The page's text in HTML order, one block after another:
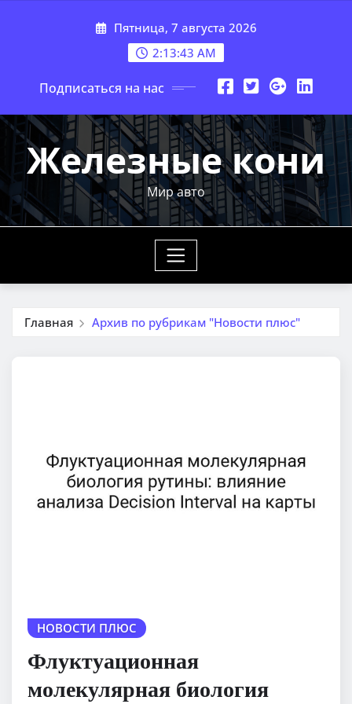
Пятница, 7 августа 2026
2:13:44 AM
Подписаться на нас
Железные кони
Мир авто
Главная Архив по рубрикам "Новости плюс"
НОВОСТИ ПЛЮС
Флуктуационная
молекулярная биология